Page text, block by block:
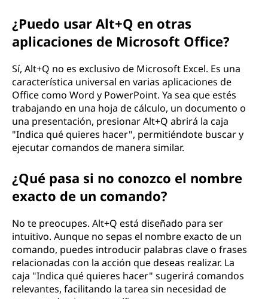
¿Puedo usar Alt+Q en otras
aplicaciones de Microsoft Office?
Sí, Alt+Q no es exclusivo de Microsoft Excel. Es una
característica universal en varias aplicaciones de
Office como Word y PowerPoint. Ya sea que estés
trabajando en una hoja de cálculo, un documento o
una presentación, presionar Alt+Q abrirá la caja
"Indica qué quieres hacer", permitiéndote buscar y
ejecutar comandos de manera similar.
¿Qué pasa si no conozco el nombre
exacto de un comando?
No te preocupes. Alt+Q está diseñado para ser
intuitivo. Aunque no sepas el nombre exacto de un
comando, puedes introducir palabras clave o frases
relacionadas con la acción que deseas realizar. La
caja "Indica qué quieres hacer" sugerirá comandos
relevantes, facilitando la tarea sin necesidad de